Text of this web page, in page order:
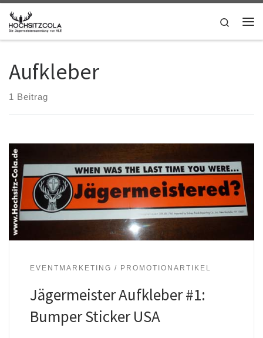
Zum Inhalt springen
Search
Aufkleber
1 Beitrag
EVENTMARKETING / PROMOTIONARTIKEL
Jägermeister Aufkleber #1:
Bumper Sticker USA